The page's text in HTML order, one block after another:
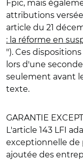
Fpic, mais
attributions
article du 21
: la réforme en
"). Ces
lors d'une
seulement avant
texte.
GARANTIE
L'article 143 LFI
exceptionnelle de
ajoutée des